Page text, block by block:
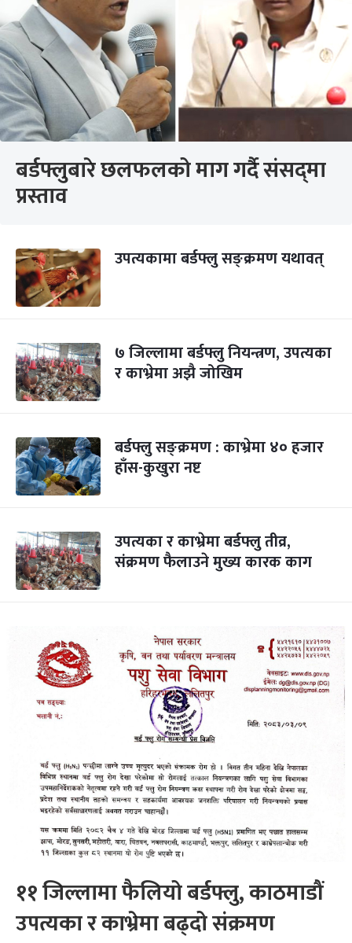
बर्डफ्लुबारे छलफलको माग गर्दै संसद्‌मा
प्रस्ताव
उपत्यकामा बर्डफ्लु सङ्क्रमण यथावत्
७ जिल्लामा बर्डफ्लु नियन्त्रण, उपत्यका
र काभ्रेमा अझै जोखिम
बर्डफ्लु सङ्क्रमण : काभ्रेमा ४० हजार
हाँस-कुखुरा नष्ट
उपत्यका र काभ्रेमा बर्डफ्लु तीव्र,
संक्रमण फैलाउने मुख्य कारक काग
११ जिल्लामा फैलियो बर्डफ्लु, काठमाडौं
उपत्यका र काभ्रेमा बढ्दो संक्रमण